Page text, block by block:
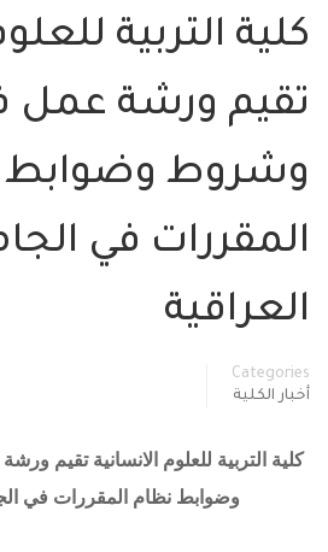
التربية للعلوم
ورشة عمل
وضوابط
في
الكلية
التربية للعلوم الانسانية تقيم
وضوابط نظام المقررات في